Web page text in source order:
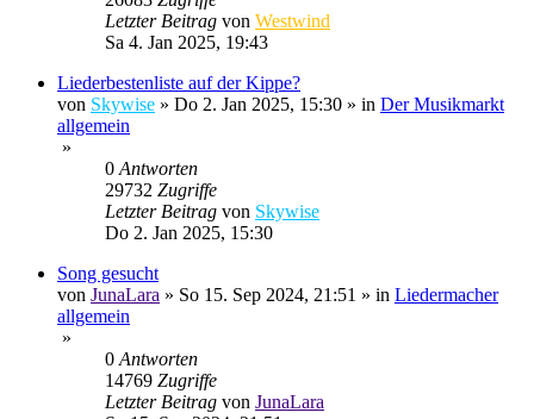
Letzter Beitrag von Westwind
Sa 4. Jan 2025, 19:43
Liederbestenliste auf der Kippe?
von Skywise » Do 2. Jan 2025, 15:30 » in Der Musikmarkt
allgemein
»
0Antworten
29732 Zugriffe
Letzter Beitrag von Skywise
Do 2. Jan 2025, 15:30
Song gesucht
von JunaLara » So 15. Sep 2024, 21:51 » in Liedermacher
allgemein
»
0Antworten
14769 Zugriffe
Letzter Beitrag von JunaLara